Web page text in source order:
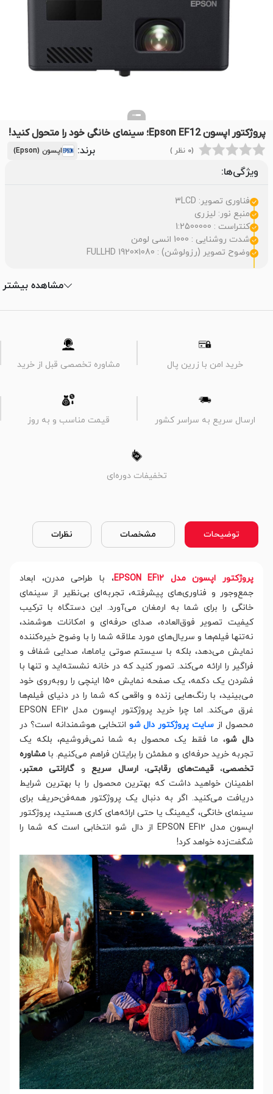
پروژکتور اپسون Epson EF12؛ سینمای خانگی خود را متحول کنید!
(0 نظر ) برند: اپسون (Epson)
ویژگی‌ها:
فناوری تصویر: 3LCD
منبع نور: لیزری
کنتراست : 1:2500000
شدت روشنایی : 1000 انسی لومن
وضوح تصویر (رزولوشن) : FULLHD 1920×1080
مشاهده بیشتر
خرید امن با زرین پال مشاوره تخصصی قبل از خرید
ارسال سریع به سراسر کشور قیمت مناسب و به روز
تخفیفات دوره‌ای
توضیحات مشخصات نظرات
پروژکتور اپسون مدل EPSON EF12
، با طراحی مدرن، ابعاد
جمع‌وجور و فناوری‌های پیشرفته، تجربه‌ای بی‌نظیر از سینمای
خانگی را برای شما به ارمغان می‌آورد. این دستگاه با ترکیب
کیفیت تصویر فوق‌العاده، صدای حرفه‌ای و امکانات هوشمند،
نه‌تنها فیلم‌ها و سریال‌های مورد علاقه شما را با وضوح خیره‌کننده
نمایش می‌دهد، بلکه با سیستم صوتی یاماها، صدایی شفاف و
فراگیر را ارائه می‌کند. تصور کنید که در خانه نشسته‌اید و تنها با
فشردن یک دکمه، یک صفحه نمایش 150 اینچی را روبه‌روی خود
می‌بینید، با رنگ‌هایی زنده و واقعی که شما را در دنیای فیلم‌ها
غرق می‌کند. اما چرا خرید پروژکتور اپسون مدل EPSON EF12
محصول از سایت پروژکتور دال شو انتخابی هوشمندانه است؟ در
دال شو، ما فقط یک محصول به شما نمی‌فروشیم، بلکه یک
تجربه خرید حرفه‌ای و مطمئن را برایتان فراهم می‌کنیم. با مشاوره
تخصصی،قیمت‌های رقابتی،ارسال سریعو گارانتی معتبر،
اطمینان خواهید داشت که بهترین محصول را با بهترین شرایط
دریافت می‌کنید. اگر به دنبال یک پروژکتور همه‌فن‌حریف برای
سینمای خانگی، گیمینگ یا حتی ارائه‌های کاری هستید، پروژکتور
اپسون مدل EPSON EF12 از دال شو انتخابی است که شما را
شگفت‌زده خواهد کرد!